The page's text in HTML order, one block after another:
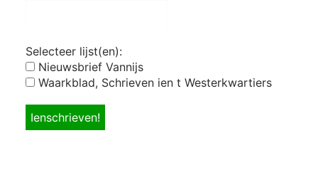
Selecteer lijst(en):
Nieuwsbrief Vannijs
Waarkblad, Schrieven ien t Westerkwartiers